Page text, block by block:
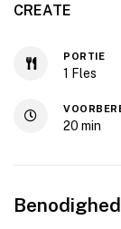
CREATE
PORTIE
1 Fles
20 min